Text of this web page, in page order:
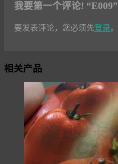
我要第一个评论! “E009”
要发表评论，您必须先登录。
相关产品